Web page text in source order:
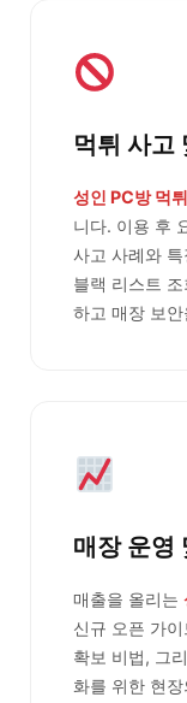
먹튀 사고
성인 PC방 먹
니다. 이용 후
사고 사례와
블랙 리스트
하고 매장 보
매장 운영
매출을 올리는
신규 오픈 가
확보 비법, 그
화를 위한 현